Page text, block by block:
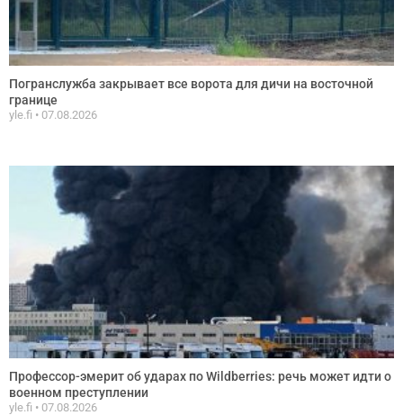
Погранслужба закрывает все ворота для дичи на восточной
границе
yle.fi 07.08.2026
Профессор-эмерит об ударах по Wildberries: речь может идти о
военном преступлении
yle.fi 07.08.2026